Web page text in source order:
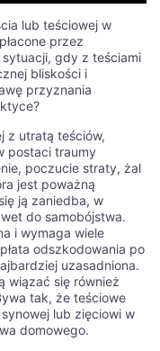
вам о лучших
выборе
другом. Узнайте,
и анализ
решения
к волнующему
как увеличить
профи и
как
победу
для россиян
зеркала Izzi.
из России
к игровым
зеркалу Izzi,
азартными играми
lub teściowej w
przez
gdy z teściami
bliskości i
przyznania
z utratą teściów,
postaci traumy
poczucie straty, żal
jest poważną
ją zaniedba, w
do samobójstwa.
i wymaga wiele
odszkodowania po
uzasadniona.
wiązać się również
tak, że teściowe
lub zięciowi w
domowego.